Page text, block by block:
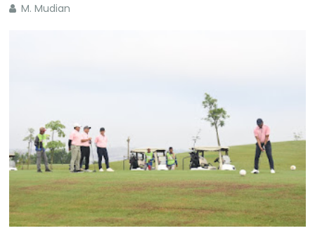
M. Mudian